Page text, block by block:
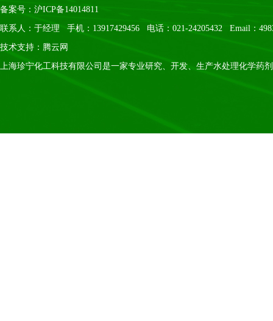
备案号： 沪ICP备14014811
联系人：于经理 手机：13917429456 电话：021-24205432 Email：
技术支持： 腾云网
上海珍宁化工科技有限公司是一家专业研究、开发、生产水处理化学药